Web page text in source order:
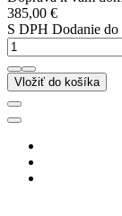
385,00 €
S DPH Dodanie
Vložiť do košíka